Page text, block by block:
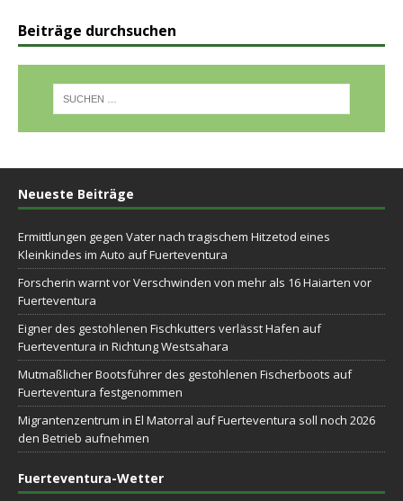
Beiträge durchsuchen
Neueste Beiträge
Ermittlungen gegen Vater nach tragischem Hitzetod eines
Kleinkindes im Auto auf Fuerteventura
Forscherin warnt vor Verschwinden von mehr als 16 Haiarten vor
Fuerteventura
Eigner des gestohlenen Fischkutters verlässt Hafen auf
Fuerteventura in Richtung Westsahara
Mutmaßlicher Bootsführer des gestohlenen Fischerboots auf
Fuerteventura festgenommen
Migrantenzentrum in El Matorral auf Fuerteventura soll noch 2026
den Betrieb aufnehmen
Fuerteventura-Wetter